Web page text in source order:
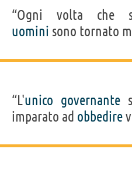
“Ogni volta che
uomini sono tornato
“L'unico governante
imparato ad obbedire